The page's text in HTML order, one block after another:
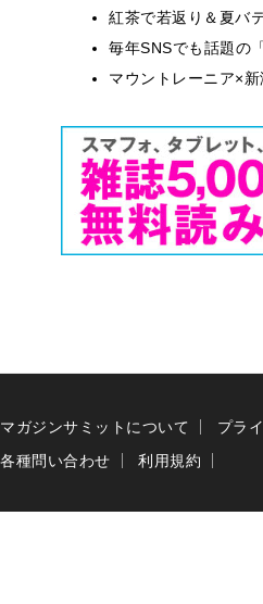
紅茶で若返り＆夏バ
毎年SNSでも話題の
マウントレーニア×
マガジンサミットについて プラ
各種問い合わせ
利用規約